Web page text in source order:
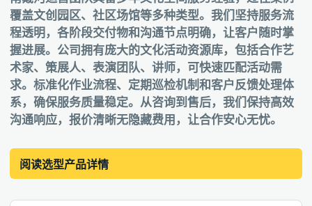
覆盖文创园区、社区场馆等多种类型。我们坚持服务流
程透明，各阶段交付物和沟通节点明确，让客户随时掌
握进展。公司拥有庞大的文化活动资源库，包括合作艺
术家、策展人、表演团队、讲师，可快速匹配活动需
求。标准化作业流程、定期巡检机制和客户反馈处理体
系，确保服务质量稳定。从咨询到售后，我们保持高效
沟通响应，报价清晰无隐藏费用，让合作安心无忧。
阅读选型产品详情